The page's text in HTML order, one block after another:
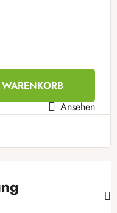
Ansehen